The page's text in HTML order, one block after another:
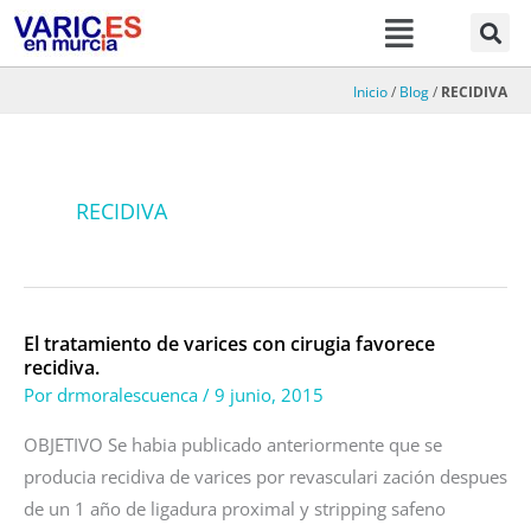
Menú
Inicio/ Blog/ RECIDIVA
RECIDIVA
El tratamiento de varices con cirugia favorece
recidiva.
Por drmoralescuenca / 9 junio, 2015
OBJETIVO Se habia publicado anteriormente que se
producia recidiva de varices por revasculari zación despues
de un 1 año de ligadura proximal y stripping safeno
El
tratamiento
de
varices
con
cirugia